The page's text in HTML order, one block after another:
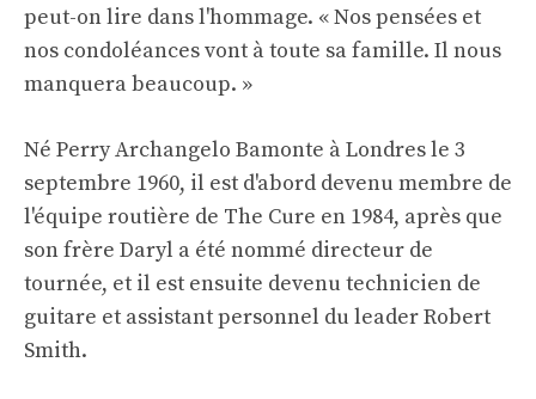
peut-on lire dans l'hommage. « Nos pensées et
nos condoléances vont à toute sa famille. Il nous
manquera beaucoup. »
Né Perry Archangelo Bamonte à Londres le 3
septembre 1960, il est d'abord devenu membre de
l'équipe routière de The Cure en 1984, après que
son frère Daryl a été nommé directeur de
tournée, et il est ensuite devenu technicien de
guitare et assistant personnel du leader Robert
Smith.